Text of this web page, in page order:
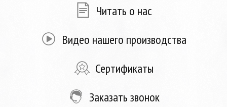
Читать о нас
Видео нашего производства
Сертификаты
Заказать звонок